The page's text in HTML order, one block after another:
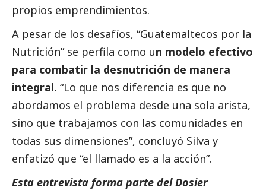
propios emprendimientos.
A pesar de los desafíos, “Guatemaltecos por la
Nutrición” se perfila como un modelo efectivo
para combatir la desnutrición de manera
integral. “Lo que nos diferencia es que no
abordamos el problema desde una sola arista,
sino que trabajamos con las comunidades en
todas sus dimensiones”, concluyó Silva y
enfatizó que “el llamado es a la acción”.
Esta entrevista forma parte del Dosier